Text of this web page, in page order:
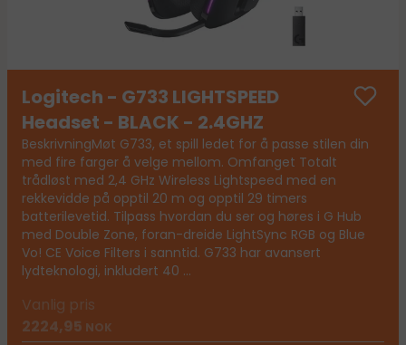
Logitech - G733 LIGHTSPEED
Headset - BLACK - 2.4GHZ
BeskrivningMøt G733, et spill ledet for å passe stilen din
med fire farger å velge mellom. Omfanget Totalt
trådløst med 2,4 GHz Wireless Lightspeed med en
rekkevidde på opptil 20 m og opptil 29 timers
batterilevetid. Tilpass hvordan du ser og høres i G Hub
med Double Zone, foran-dreide LightSync RGB og Blue
Vo! CE Voice Filters i sanntid. G733 har avansert
lydteknologi, inkludert 40 ...
Vanlig pris
2224,95 NOK